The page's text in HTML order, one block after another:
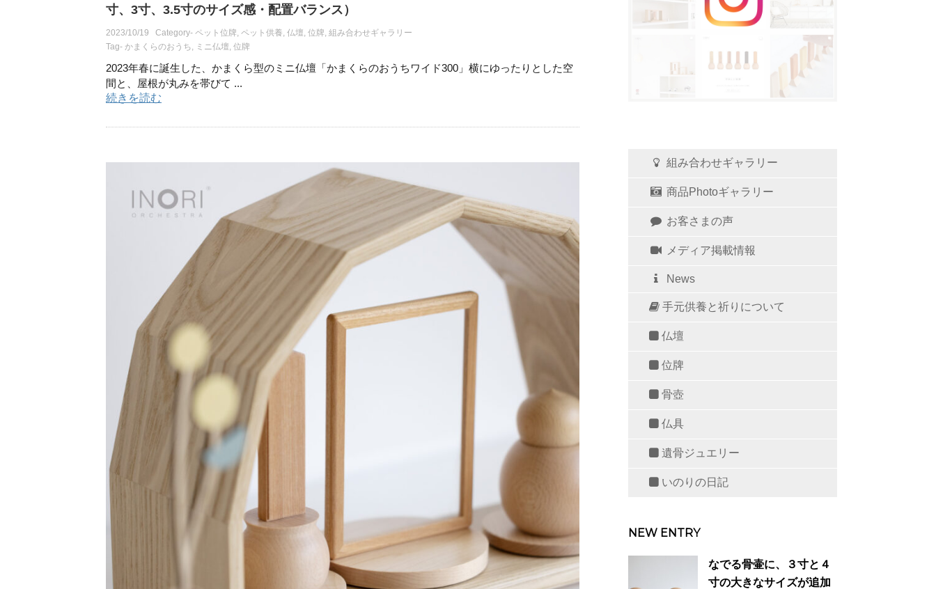
寸、3寸、3.5寸のサイズ感・配置バランス）
2023/10/19 Category- ペット位牌, ペット供養, 仏壇, 位牌, 組み合わせギャラリー
Tag- かまくらのおうち, ミニ仏壇, 位牌
2023年春に誕生した、かまくら型のミニ仏壇「かまくらのおうちワイド300」横にゆったりとした空
間と、屋根が丸みを帯びて ...
続きを読む
組み合わせギャラリー
商品Photoギャラリー
お客さまの声
メディア掲載情報
News
手元供養と祈りについて
仏壇
位牌
骨壺
仏具
遺骨ジュエリー
いのりの日記
NEW ENTRY
なでる骨壷に、３寸と４
寸の大きなサイズが追加